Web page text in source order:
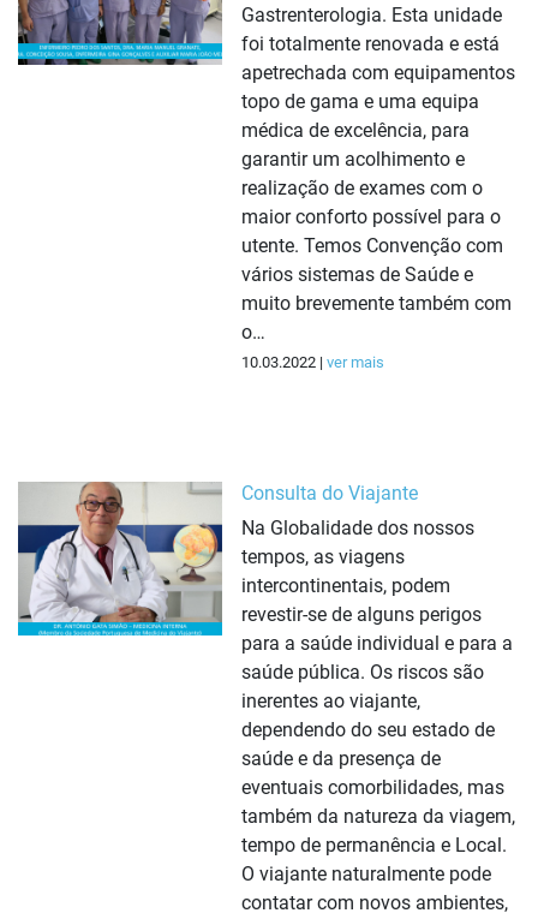
Gastrenterologia. Esta unidade
foi totalmente renovada e está
apetrechada com equipamentos
topo de gama e uma equipa
médica de excelência, para
garantir um acolhimento e
realização de exames com o
maior conforto possível para o
utente. Temos Convenção com
vários sistemas de Saúde e
muito brevemente também com
o…
10.03.2022 | ver mais
Consulta do Viajante
Na Globalidade dos nossos
tempos, as viagens
intercontinentais, podem
revestir-se de alguns perigos
para a saúde individual e para a
saúde pública. Os riscos são
inerentes ao viajante,
dependendo do seu estado de
saúde e da presença de
eventuais comorbilidades, mas
também da natureza da viagem,
tempo de permanência e Local.
O viajante naturalmente pode
contatar com novos ambientes,